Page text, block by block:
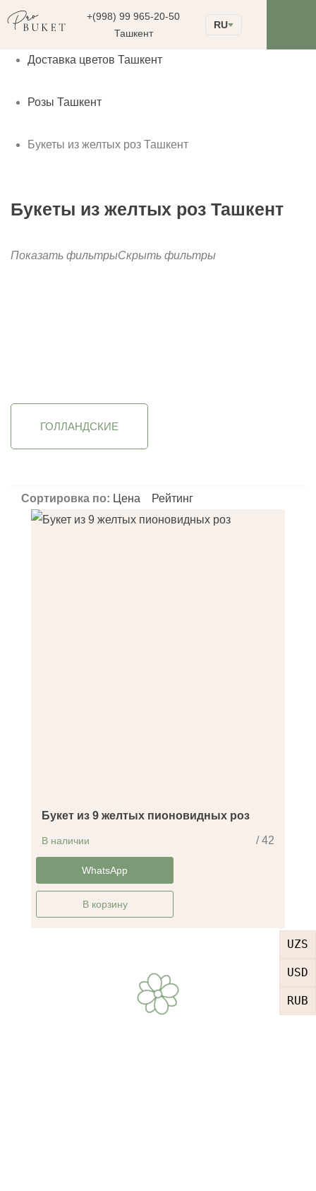
UZS
USD
RUB
+(998) 99 965-20-50
Ташкент
RU
Доставка цветов Ташкент
Розы Ташкент
Букеты из желтых роз Ташкент
Букеты из желтых роз Ташкент
Показать фильтрыСкрыть фильтры
ГОЛЛАНДСКИЕ
Сортировка по: Цена Рейтинг
Букет из 9 желтых пионовидных роз
/ 42
В наличии
-29%WhatsApp
В корзину